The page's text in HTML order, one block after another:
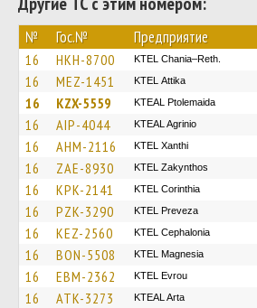
№ Гос.№ Предприятие
16 HKH-8700 KTEL Chania–Reth.
16 MEZ-1451 KΤΕL Αttika
16 KZX-5559 KTEAL Ptolemaida
16 AIP-4044 KTEAL Agrinio
16 AHM-2116 KTEL Xanthi
16 ZAE-8930 KTEL Zakynthos
16 KPK-2141 KTEL Corinthia
16 PZK-3290 KTEL Preveza
16 KEZ-2560 KTEL Cephalonia
16 BON-5508 ΚΤΕL Magnesia
16 EBM-2362 KTEL Evrou
16 ATK-3273 KTEAL Arta